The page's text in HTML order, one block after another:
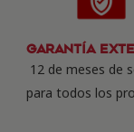
Garantía
12 de meses de
para todos los